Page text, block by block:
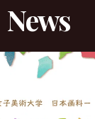
News